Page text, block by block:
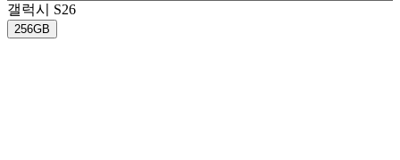
갤럭시 S26
256GB